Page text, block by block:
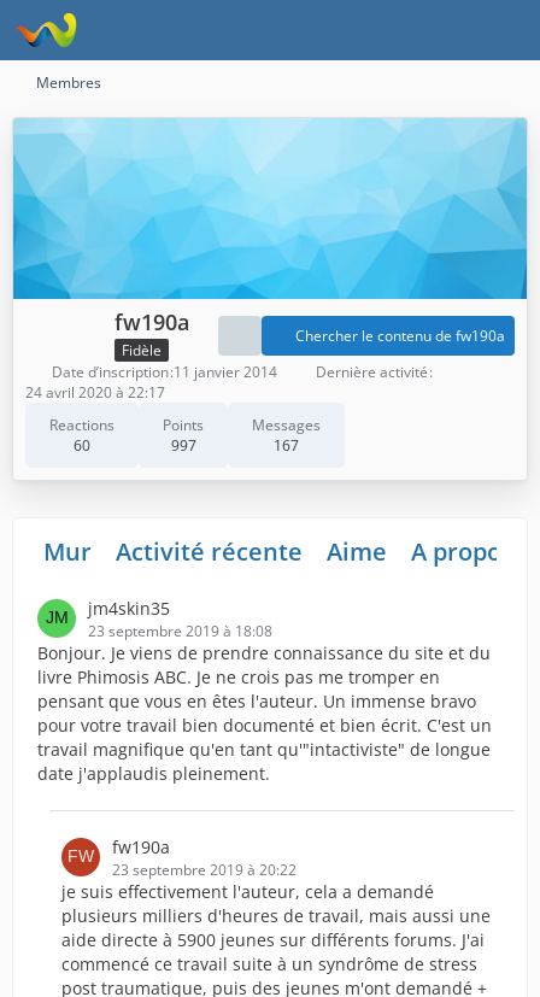
Membres
fw190a
Fidèle
Reactions
60
Points
997
Messages
167
Chercher le contenu de fw190a
Date d’inscription 11 janvier 2014
Dernière activité
24 avril 2020 à 22:17
Mur Activité récente Aime A propos
jm4skin35
23 septembre 2019 à 18:08
Bonjour. Je viens de prendre connaissance du site et du
livre Phimosis ABC. Je ne crois pas me tromper en
pensant que vous en êtes l'auteur. Un immense bravo
pour votre travail bien documenté et bien écrit. C'est un
travail magnifique qu'en tant qu'"intactiviste" de longue
date j'applaudis pleinement.
fw190a
23 septembre 2019 à 20:22
je suis effectivement l'auteur, cela a demandé
plusieurs milliers d'heures de travail, mais aussi une
aide directe à 5900 jeunes sur différents forums. J'ai
commencé ce travail suite à un syndrôme de stress
post traumatique, puis des jeunes m'ont demandé +